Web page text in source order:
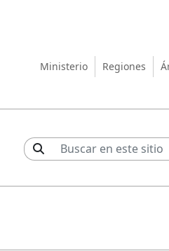
de las
Ministerio Regiones